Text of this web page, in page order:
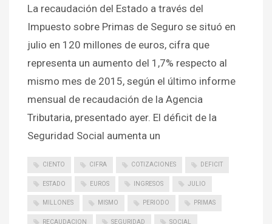
La recaudación del Estado a través del
Impuesto sobre Primas de Seguro se situó en
julio en 120 millones de euros, cifra que
representa un aumento del 1,7% respecto al
mismo mes de 2015, según el último informe
mensual de recaudación de la Agencia
Tributaria, presentado ayer. El déficit de la
Seguridad Social aumenta un
CIENTO CIFRA COTIZACIONES DEFICIT
ESTADO EUROS INGRESOS JULIO
MILLONES MISMO PERIODO PRIMAS
RECAUDACION SEGURIDAD SOCIAL